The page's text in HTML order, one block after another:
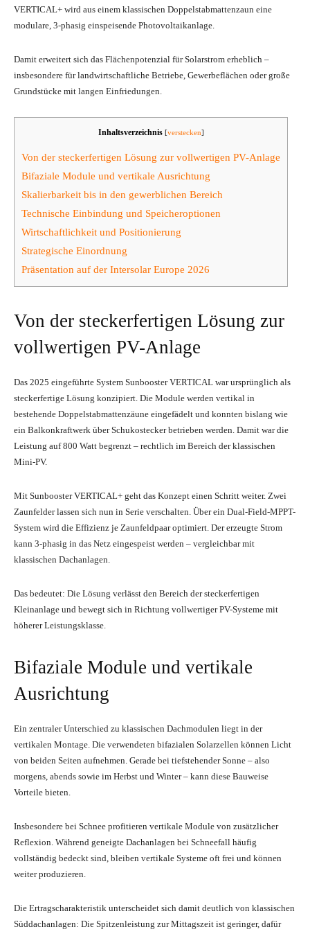
VERTICAL+ wird aus einem klassischen Doppelstabmattenzaun eine
modulare, 3-phasig einspeisende Photovoltaikanlage.
Damit erweitert sich das Flächenpotenzial für Solarstrom erheblich –
insbesondere für landwirtschaftliche Betriebe, Gewerbeflächen oder große
Grundstücke mit langen Einfriedungen.
Inhaltsverzeichnis [verstecken]
Von der steckerfertigen Lösung zur vollwertigen PV-Anlage
Bifaziale Module und vertikale Ausrichtung
Skalierbarkeit bis in den gewerblichen Bereich
Technische Einbindung und Speicheroptionen
Wirtschaftlichkeit und Positionierung
Strategische Einordnung
Präsentation auf der Intersolar Europe 2026
Von der steckerfertigen Lösung zur
vollwertigen PV-Anlage
Das 2025 eingeführte System Sunbooster VERTICAL war ursprünglich als
steckerfertige Lösung konzipiert. Die Module werden vertikal in
bestehende Doppelstabmattenzäune eingefädelt und konnten bislang wie
ein Balkonkraftwerk über Schukostecker betrieben werden. Damit war die
Leistung auf 800 Watt begrenzt – rechtlich im Bereich der klassischen
Mini-PV.
Mit Sunbooster VERTICAL+ geht das Konzept einen Schritt weiter. Zwei
Zaunfelder lassen sich nun in Serie verschalten. Über ein Dual-Field-MPPT-
System wird die Effizienz je Zaunfeldpaar optimiert. Der erzeugte Strom
kann 3-phasig in das Netz eingespeist werden – vergleichbar mit
klassischen Dachanlagen.
Das bedeutet: Die Lösung verlässt den Bereich der steckerfertigen
Kleinanlage und bewegt sich in Richtung vollwertiger PV-Systeme mit
höherer Leistungsklasse.
Bifaziale Module und vertikale
Ausrichtung
Ein zentraler Unterschied zu klassischen Dachmodulen liegt in der
vertikalen Montage. Die verwendeten bifazialen Solarzellen können Licht
von beiden Seiten aufnehmen. Gerade bei tiefstehender Sonne – also
morgens, abends sowie im Herbst und Winter – kann diese Bauweise
Vorteile bieten.
Insbesondere bei Schnee profitieren vertikale Module von zusätzlicher
Reflexion. Während geneigte Dachanlagen bei Schneefall häufig
vollständig bedeckt sind, bleiben vertikale Systeme oft frei und können
weiter produzieren.
Die Ertragscharakteristik unterscheidet sich damit deutlich von klassischen
Süddachanlagen: Die Spitzenleistung zur Mittagszeit ist geringer, dafür